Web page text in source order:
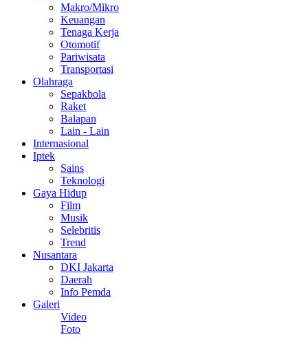
Makro/Mikro
Keuangan
Tenaga Kerja
Otomotif
Pariwisata
Transportasi
Olahraga
Sepakbola
Raket
Balapan
Lain - Lain
Internasional
Iptek
Sains
Teknologi
Gaya Hidup
Film
Musik
Selebritis
Trend
Nusantara
DKI Jakarta
Daerah
Info Pemda
Galeri
Video
Foto